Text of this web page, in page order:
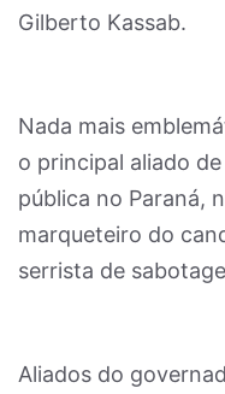
Gilberto Kassab.
Nada mais
o principal aliado
pública no Paraná,
marqueteiro do
serrista de
Aliados do